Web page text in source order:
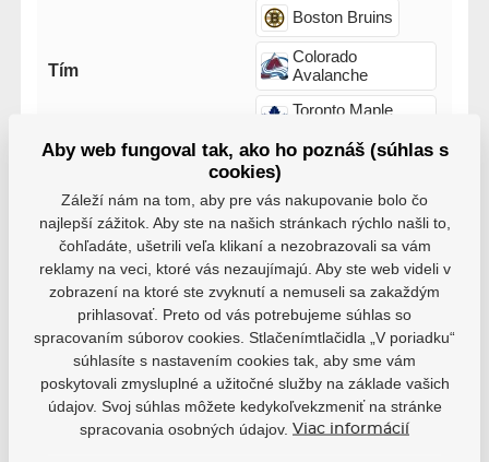
Tím
Boston Bruins
Colorado
Avalanche
Toronto Maple
Varianty
Senior, Boston Bruins
EAN: 198304896648
Skladom
30,52 €
27,47 €
Senior, Colorado Avalanche
Aby web fungoval tak, ako ho poznáš (súhlas s
cookies)
Záleží nám na tom, aby pre vás nakupovanie bolo čo
najlepší zážitok. Aby ste na našich stránkach rýchlo našli to,
čohľadáte, ušetrili veľa klikaní a nezobrazovali sa vám
reklamy na veci, ktoré vás nezaujímajú. Aby ste web videli v
zobrazení na ktoré ste zvyknutí a nemuseli sa zakaždým
prihlasovať. Preto od vás potrebujeme súhlas so
spracovaním súborov cookies. Stlačenímtlačidla „V poriadku“
súhlasíte s nastavením cookies tak, aby sme vám
poskytovali zmysluplné a užitočné služby na základe vašich
údajov. Svoj súhlas môžete kedykoľvekzmeniť na stránke
spracovania osobných údajov. Viac informácií